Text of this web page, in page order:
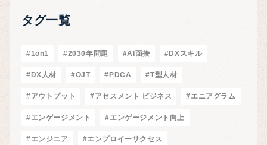
タグ一覧
#1on1 #2030年問題 #AI面接 #DXスキル
#DX人材 #OJT #PDCA #T型人材
#アウトプット #アセスメント ビジネス #エニアグラム
#エンゲージメント #エンゲージメント向上
#エンジニア #エンプロイーサクセス